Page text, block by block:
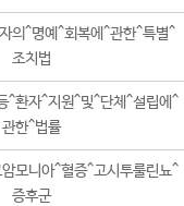
의^명예^회복에^관한^특별^
조치법
^환자^지원^및^단체^설립에^
관한^법률
모니아^혈증^고시투룰린뇨^
증후군